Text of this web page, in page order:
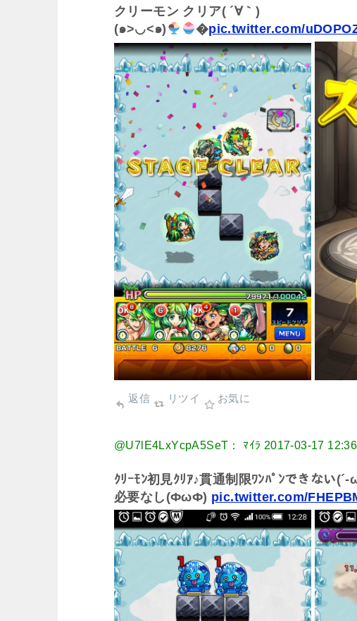
クリーモン クリア( ´∀｀)
(๑>◡<๑)
�pic.twitter.com/
返信 リツイ お気に
@U7lE4LxYcpA5SeT： ﾏｲﾗ 2017-03-17 12:36
ｸﾘｰﾓﾝ初見ｸﾘｱ♪貫通制限ﾜﾝﾊﾟﾝできない
必要なし(ФωФ) pic.twitter.com/